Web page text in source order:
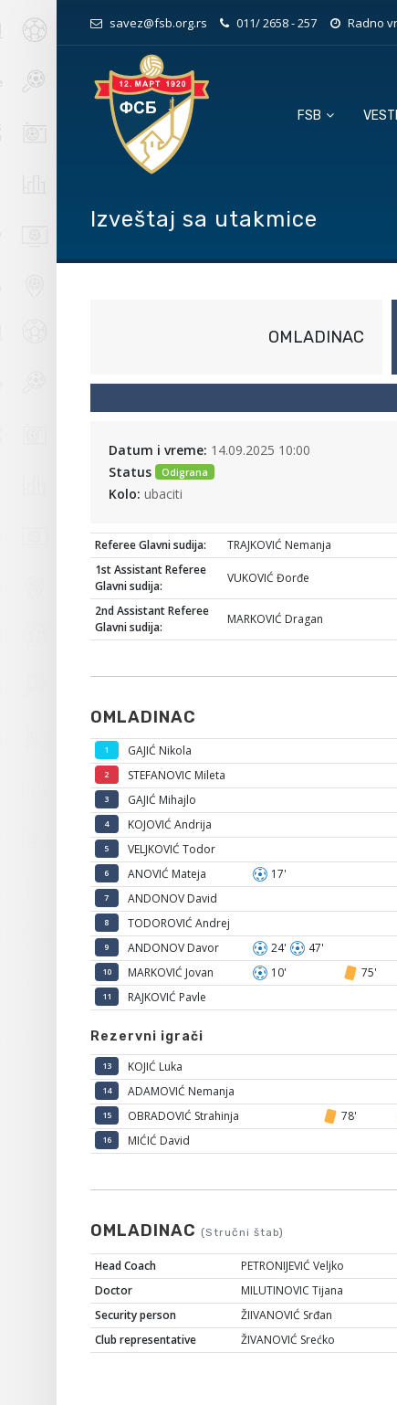
savez@fsb.org.rs 011/ 2658 - 257 Radno
FSB VESTI
Izveštaj sa utakmice
OMLADINAC
Datum i vreme: 14.09.2025 10:00
Status
Odigrana
Kolo: ubaciti
Referee Glavni sudija:
TRAJKOVIĆ Nemanja
1st Assistant Referee
Glavni sudija:
VUKOVIĆ Đorđe
2nd Assistant Referee
Glavni sudija:
MARKOVIĆ Dragan
OMLADINAC
1 GAJIĆ Nikola
2 STEFANOVIC Mileta
3 GAJIĆ Mihajlo
4 KOJOVIĆ Andrija
5 VELJKOVIĆ Todor
6 ANOVIĆ Mateja 17'
7 ANDONOV David
8 TODOROVIĆ Andrej
9 ANDONOV Davor 24' 47'
10 MARKOVIĆ Jovan 10' 75'
11 RAJKOVIĆ Pavle
Rezervni igrači
13 KOJIĆ Luka
14 ADAMOVIĆ Nemanja
15 OBRADOVIĆ Strahinja 78'
16 MIĆIĆ David
OMLADINAC (Stručni štab)
Head Coach
PETRONIJEVIĆ Veljko
Doctor
MILUTINOVIC Tijana
Security person
ŽIIVANOVIĆ Srđan
Club representative
ŽIVANOVIĆ Srećko